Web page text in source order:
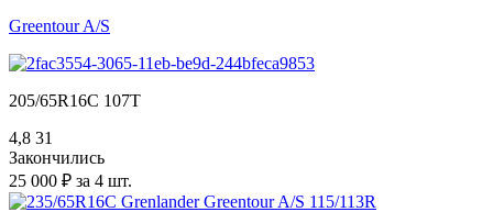
Greentour A/S
205/65R16C 107T
4,8 31
Закончились
25 000 ₽ за 4 шт.